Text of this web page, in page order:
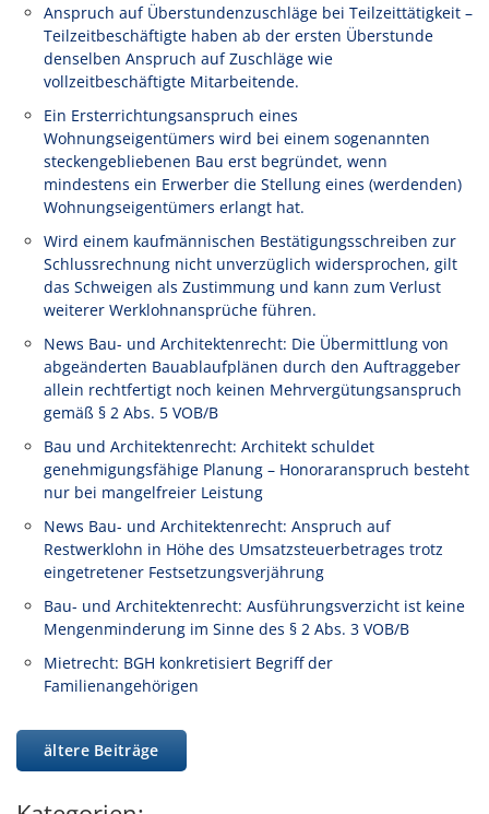
Anspruch auf Überstundenzuschläge bei Teilzeittätigkeit –
Teilzeitbeschäftigte haben ab der ersten Überstunde
denselben Anspruch auf Zuschläge wie
vollzeitbeschäftigte Mitarbeitende.
Ein Ersterrichtungsanspruch eines
Wohnungseigentümers wird bei einem sogenannten
steckengebliebenen Bau erst begründet, wenn
mindestens ein Erwerber die Stellung eines (werdenden)
Wohnungseigentümers erlangt hat.
Wird einem kaufmännischen Bestätigungsschreiben zur
Schlussrechnung nicht unverzüglich widersprochen, gilt
das Schweigen als Zustimmung und kann zum Verlust
weiterer Werklohnansprüche führen.
News Bau- und Architektenrecht: Die Übermittlung von
abgeänderten Bauablaufplänen durch den Auftraggeber
allein rechtfertigt noch keinen Mehrvergütungsanspruch
gemäß § 2 Abs. 5 VOB/B
Bau und Architektenrecht: Architekt schuldet
genehmigungsfähige Planung – Honoraranspruch besteht
nur bei mangelfreier Leistung
News Bau- und Architektenrecht: Anspruch auf
Restwerklohn in Höhe des Umsatzsteuerbetrages trotz
eingetretener Festsetzungsverjährung
Bau- und Architektenrecht: Ausführungsverzicht ist keine
Mengenminderung im Sinne des § 2 Abs. 3 VOB/B
Mietrecht: BGH konkretisiert Begriff der
Familienangehörigen
ältere Beiträge